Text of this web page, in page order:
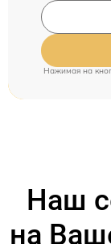
Нажимая на
Наш
на